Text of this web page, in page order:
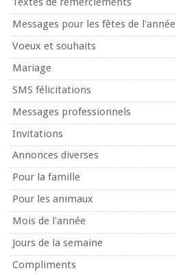
Messages pour les fêtes de l'année
Voeux et souhaits
Mariage
SMS félicitations
Messages professionnels
Invitations
Annonces diverses
Pour la famille
Pour les animaux
Mois de l'année
Jours de la semaine
Compliments